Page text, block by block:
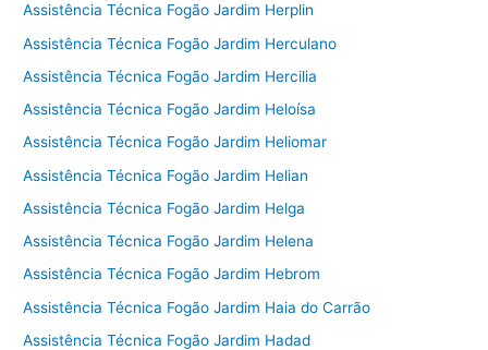
Assistência Técnica Fogão Jardim Herplin
Assistência Técnica Fogão Jardim Herculano
Assistência Técnica Fogão Jardim Hercilia
Assistência Técnica Fogão Jardim Heloísa
Assistência Técnica Fogão Jardim Heliomar
Assistência Técnica Fogão Jardim Helian
Assistência Técnica Fogão Jardim Helga
Assistência Técnica Fogão Jardim Helena
Assistência Técnica Fogão Jardim Hebrom
Assistência Técnica Fogão Jardim Haia do Carrão
Assistência Técnica Fogão Jardim Hadad